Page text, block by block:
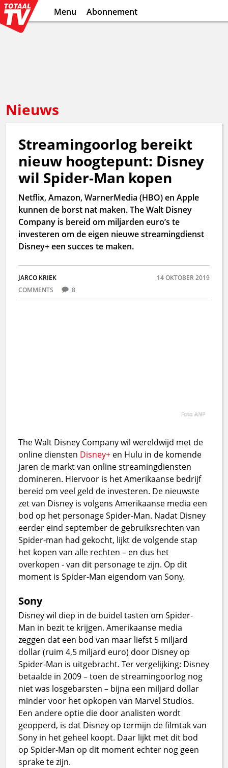
Menu Abonnement
Nieuws
Streamingoorlog bereikt
nieuw hoogtepunt: Disney
wil Spider-Man kopen
Netflix, Amazon, WarnerMedia (HBO) en Apple
kunnen de borst nat maken. The Walt Disney
Company is bereid om miljarden euro’s te
investeren om de eigen nieuwe streamingdienst
Disney+ een succes te maken.
JARCO KRIEK
14 OKTOBER 2019
COMMENTS
8
Foto ANP
The Walt Disney Company wil wereldwijd met de
online diensten Disney+ en Hulu in de komende
jaren de markt van online streamingdiensten
domineren. Hiervoor is het Amerikaanse bedrijf
bereid om veel geld de investeren. De nieuwste
zet van Disney is volgens Amerikaanse media een
bod op het personage Spider-Man. Nadat Disney
eerder eind september de gebruiksrechten van
Spider-man had gekocht, lijkt de volgende stap
het kopen van alle rechten – en dus het
overkopen - van dit personage te zijn. Op dit
moment is Spider-Man eigendom van Sony.
Sony
Disney wil diep in de buidel tasten om Spider-
Man in bezit te krijgen. Amerikaanse media
zeggen dat een bod van maar liefst 5 miljard
dollar (ruim 4,5 miljard euro) door Disney op
Spider-Man is uitgebracht. Ter vergelijking: Disney
betaalde in 2009 – toen de streamingoorlog nog
niet was losgebarsten – bijna een miljard dollar
minder voor het opkopen van Marvel Studios.
Een andere optie die door analisten wordt
geopperd, is dat Disney op termijn de filmtak van
Sony in het geheel koopt. Daar lijkt met dit bod
op Spider-Man op dit moment echter nog geen
sprake te zijn.